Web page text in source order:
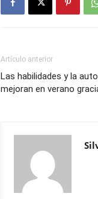
Artículo anterior
Las habilidades y la
mejoran en verano